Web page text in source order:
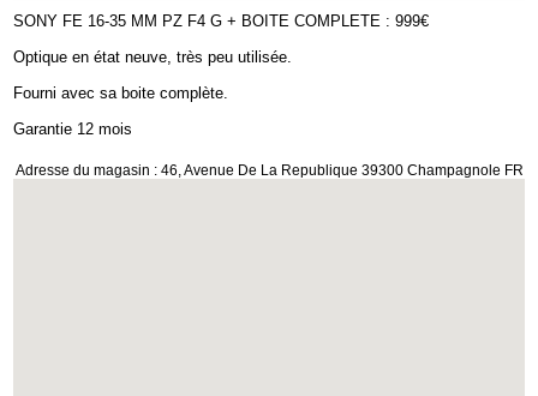
SONY FE 16-35 MM PZ F4 G + BOITE COMPLETE : 999€
Optique en état neuve, très peu utilisée.
Fourni avec sa boite complète.
Garantie 12 mois
Adresse du magasin : 46, Avenue De La Republique 39300 Champagnole FR